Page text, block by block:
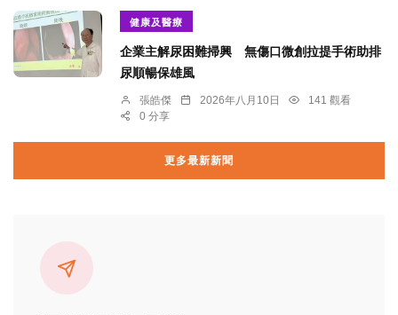
健康及醫療
企業主解尿困難掃興 無傷口微創拉提手術助排
尿順暢保雄風
張皓傑 2026年八月10日
141 觀看
0 分享
更多最新新聞